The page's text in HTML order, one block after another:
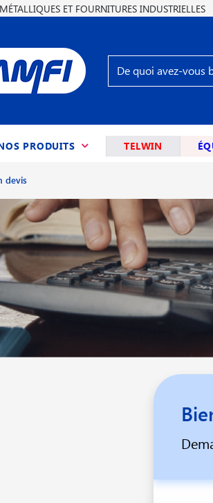
ET FOURNITURES INDUSTRIELLES
PRODUITS (CURRENT)TELWIN
devis